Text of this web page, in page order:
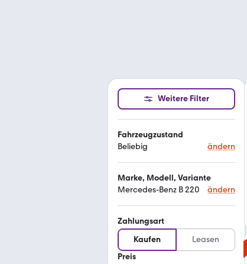
Weitere Filter
Fahrzeugzustand
Beliebig
ändern
Marke, Modell, Variante
Mercedes-Benz B 220
ändern
Zahlungsart
Kaufen
Leasen
Preis